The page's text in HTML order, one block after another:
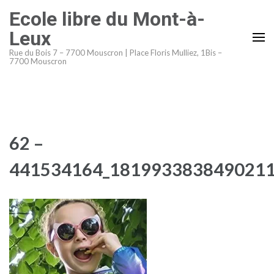
au
contenu
(Pressez
Ecole libre du Mont-à-
Leux
Rue du Bois 7 – 7700 Mouscron | Place Floris Mulliez, 1Bis –
7700 Mouscron
62 –